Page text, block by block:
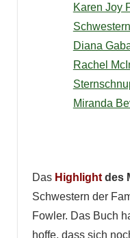
Karen Joy
Diana
Rachel
Miranda
Das Highlightdes
Schwestern der
Fowler. Das Buch
hoffe, dass sich